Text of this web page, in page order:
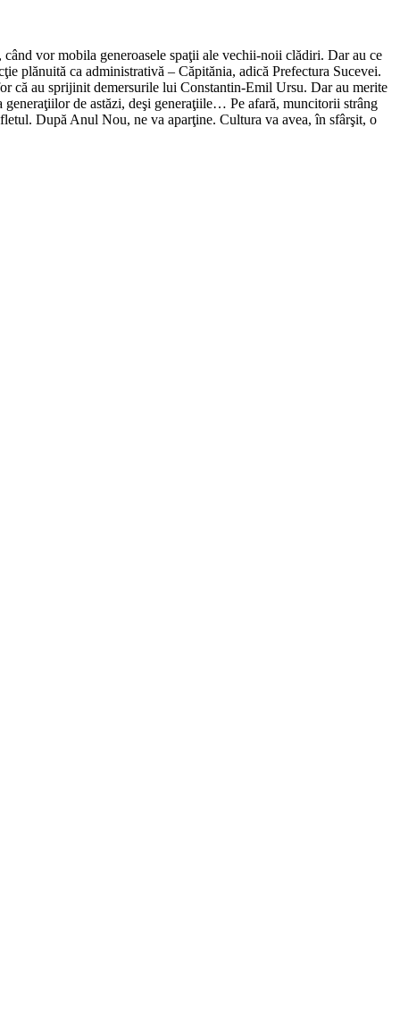
vor mobila generoasele spaţii ale vechii-noii clădiri. Dar au ce
plănuită ca administrativă – Căpitănia, adică Prefectura Sucevei.
că au sprijinit demersurile lui Constantin-Emil Ursu. Dar au merite
de astăzi, deşi generaţiile… Pe afară, muncitorii strâng
După Anul Nou, ne va aparţine. Cultura va avea, în sfârşit, o